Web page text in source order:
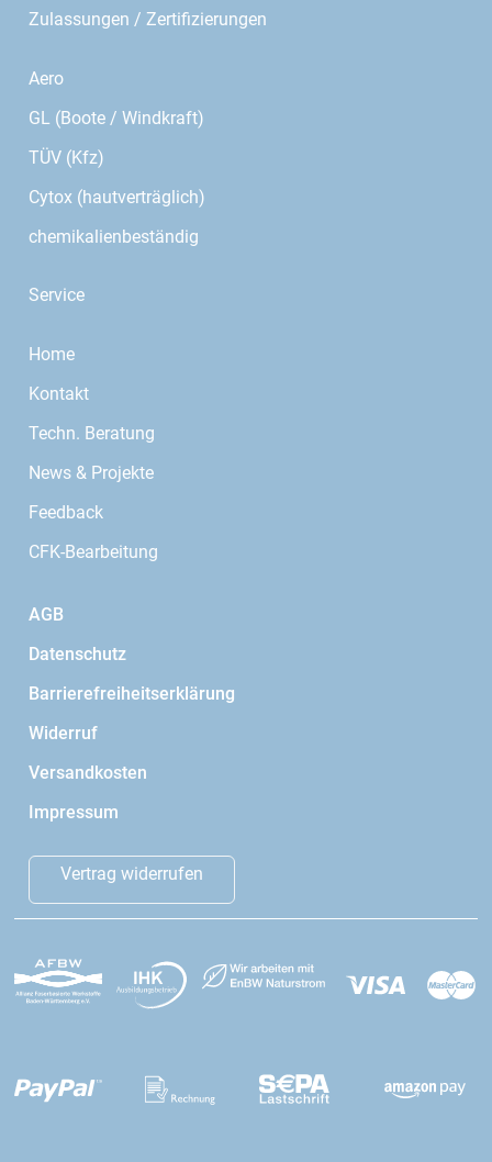
Zulassungen / Zertifizierungen
Aero
GL (Boote / Windkraft)
TÜV (Kfz)
Cytox (hautverträglich)
chemikalienbeständig
Service
Home
Kontakt
Techn. Beratung
News & Projekte
Feedback
CFK-Bearbeitung
AGB
Datenschutz
Barrierefreiheitserklärung
Widerruf
Versandkosten
Impressum
Vertrag widerrufen